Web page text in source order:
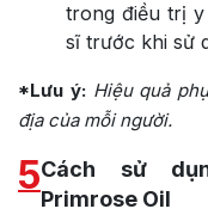
trong điều trị
sĩ trước khi sử
*Lưu ý: Hiệu quả
địa của mỗi người.
5Cách sử
Primrose Oil